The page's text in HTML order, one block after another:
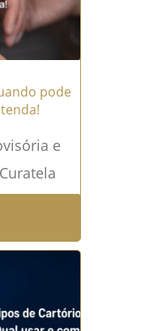
pode
e
a
Leia